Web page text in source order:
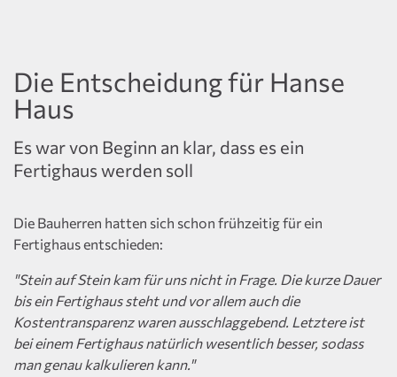
Es war von Beginn an klar, dass es ein
Fertighaus werden soll
Die Entscheidung für Hanse
Haus
Die Bauherren hatten sich schon frühzeitig für ein
Fertighaus entschieden:
"Stein auf Stein kam für uns nicht in Frage. Die kurze Dauer
bis ein Fertighaus steht und vor allem auch die
Kostentransparenz waren ausschlaggebend. Letztere ist
bei einem Fertighaus natürlich wesentlich besser, sodass
man genau kalkulieren kann."